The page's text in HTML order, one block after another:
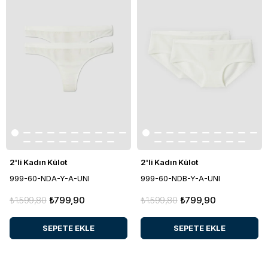
2'li Kadın Külot
999-60-NDA-Y-A-UNI
₺799,90
₺1.599,80
SEPETE EKLE
2'li Kadın Külot
999-60-NDB-Y-A-UNI
₺799,90
₺1.599,80
SEPETE EKLE